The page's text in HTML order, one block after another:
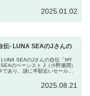
2025.01.02
伝- LUNA SEAのJさんの
LUNA SEAのJさんの自伝「MY
のベーシスト J（小野瀬潤）
であり、謎に半額近いセールだ
2025.08.21